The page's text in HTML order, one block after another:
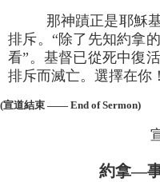
那神蹟正是耶穌
排斥。“除了先知約拿
看”。基督已從死中復
排斥而滅亡。選擇在你！
(宣道結束 ―― End of Sermon)
約拿―